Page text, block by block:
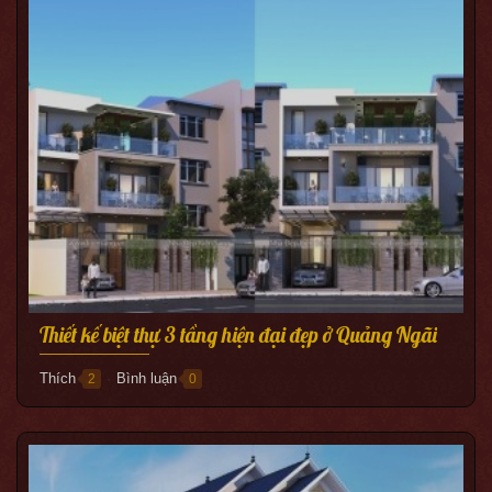
Thiết kế biệt thự 3 tầng hiện đại đẹp ở Quảng Ngãi
Thích 2 ● Bình luận 0